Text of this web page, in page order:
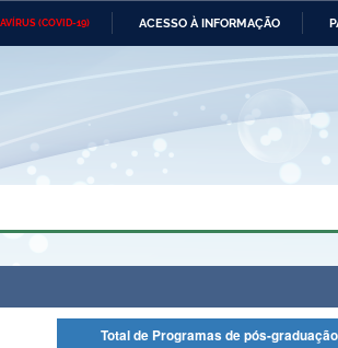
(COVID-19) ACESSO À INFORMAÇÃO
Ministério das Relações
e dos
Banco Central do Brasil
Total de Programas de pós-graduação